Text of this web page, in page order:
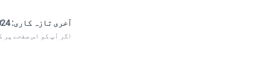
آخری تازہ کاری:21:36
اگر آپ کو اس صفحے